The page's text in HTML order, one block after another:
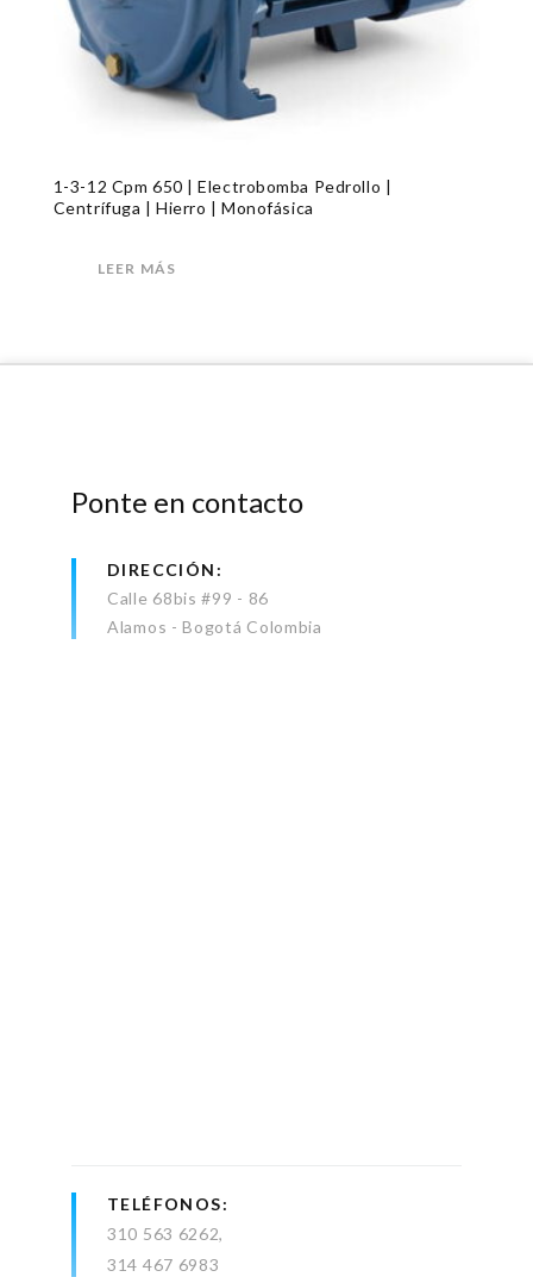
1-3-12 Cpm 650 | Electrobomba Pedrollo |
Centrífuga | Hierro | Monofásica
LEER MÁS
Ponte en contacto
DIRECCIÓN
Calle 68bis #99 - 86
Alamos - Bogotá Colombia
TELÉFONOS
310 563 6262
314 467 6983